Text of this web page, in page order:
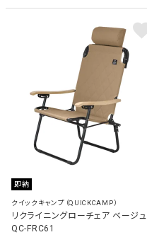
即納
クイックキャンプ（QUICKCAMP）
リクライニングローチェア ベージュ
QC-FRC61